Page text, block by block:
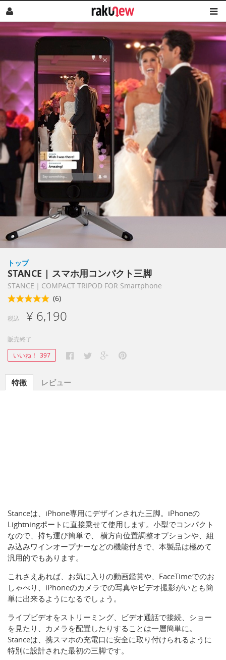
トップ
STANCE | スマホ用コンパクト三脚
STANCE｜COMPACT TRIPOD FOR Smartphone
(6)
税込 ¥ 6,190
販売終了
いいね！ 397
特徴 レビュー
Stanceは、iPhone専用にデザインされた三脚。iPhoneの
Lightningポートに直接乗せて使用します。小型でコンパクト
なので、持ち運び簡単で、 横方向位置調整オプションや、組
み込みワインオープナーなどの機能付きで、本製品は極めて
汎用的でもあります。
これさえあれば、お気に入りの動画鑑賞や、FaceTimeでのお
しゃべり、iPhoneのカメラでの写真やビデオ撮影がいとも簡
単に出来るようになるでしょう。
ライブビデオをストリーミング、ビデオ通話で接続、ショー
を見たり、カメラを配置したりすることは一層簡単に。
Stanceは、携スマホの充電口に安全に取り付けられるように
特別に設計された最初の三脚です。